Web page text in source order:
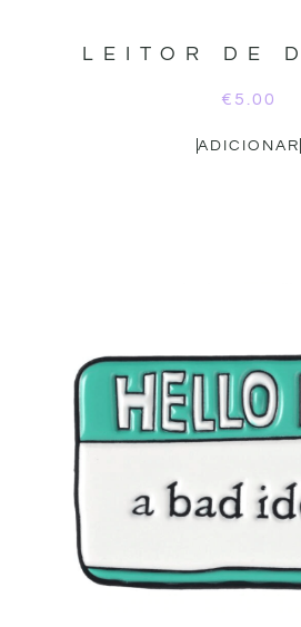
LEITOR DE
€ 5.00
ADICIONAR